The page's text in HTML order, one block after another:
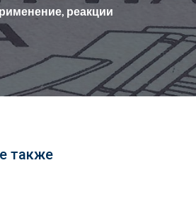
реакции
также